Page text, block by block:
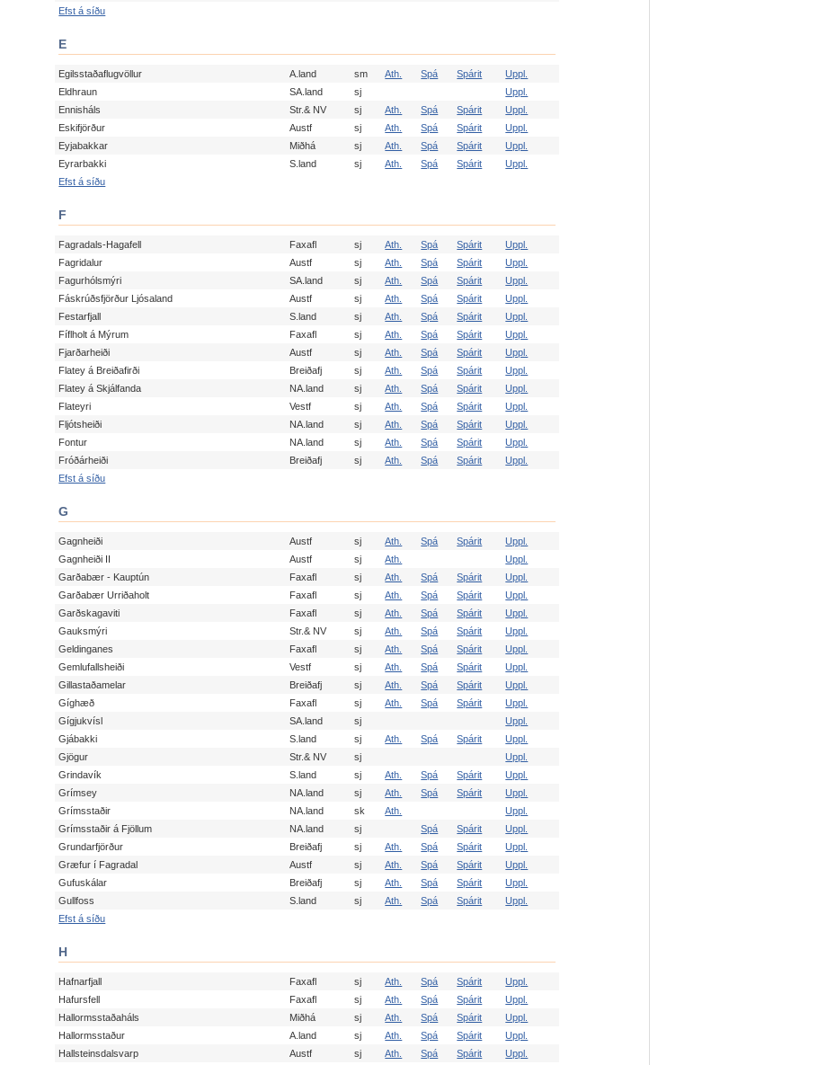
Efst á síðu
E
Egilsstaðaflugvöllur A.land sm Ath. Spá Spárit
Uppl.
Eldhraun
SA.land sj
Uppl.
Ennisháls
Str.& NV sj Ath. Spá Spárit
Uppl.
Eskifjörður
Austf sj Ath. Spá Spárit
Uppl.
Eyjabakkar
Miðhá sj Ath. Spá Spárit
Uppl.
Eyrarbakki
S.land sj Ath. Spá Spárit
Uppl.
Efst á síðu
F
Fagradals-Hagafell Faxafl sj Ath. Spá Spárit
Uppl.
Fagridalur
Austf sj Ath. Spá Spárit
Uppl.
Fagurhólsmýri
SA.land sj Ath. Spá Spárit
Uppl.
Fáskrúðsfjörður Ljósaland
Austf sj Ath. Spá Spárit
Uppl.
Festarfjall
S.land sj Ath. Spá Spárit
Uppl.
Fíflholt á Mýrum
Faxafl sj Ath. Spá Spárit
Uppl.
Fjarðarheiði
Austf sj Ath. Spá Spárit
Uppl.
Flatey á Breiðafirði
Breiðafj sj Ath. Spá Spárit
Uppl.
Flatey á Skjálfanda
NA.land sj Ath. Spá Spárit
Uppl.
Flateyri
Vestf sj Ath. Spá Spárit
Uppl.
Fljótsheiði
NA.land sj Ath. Spá Spárit
Uppl.
Fontur
NA.land sj Ath. Spá Spárit
Uppl.
Fróðárheiði
Breiðafj sj Ath. Spá Spárit
Uppl.
Efst á síðu
G
Gagnheiði Austf sj Ath. Spá Spárit
Uppl.
Gagnheiði II
Austf sj Ath.
Uppl.
Garðabær - Kauptún
Faxafl sj Ath. Spá Spárit
Uppl.
Garðabær Urriðaholt
Faxafl sj Ath. Spá Spárit
Uppl.
Garðskagaviti
Faxafl sj Ath. Spá Spárit
Uppl.
Gauksmýri
Str.& NV sj Ath. Spá Spárit
Uppl.
Geldinganes
Faxafl sj Ath. Spá Spárit
Uppl.
Gemlufallsheiði
Vestf sj Ath. Spá Spárit
Uppl.
Gillastaðamelar
Breiðafj sj Ath. Spá Spárit
Uppl.
Gíghæð
Faxafl sj Ath. Spá Spárit
Uppl.
Gígjukvísl
SA.land sj
Uppl.
Gjábakki
S.land sj Ath. Spá Spárit
Uppl.
Gjögur
Str.& NV sj
Uppl.
Grindavík
S.land sj Ath. Spá Spárit
Uppl.
Grímsey
NA.land sj Ath. Spá Spárit
Uppl.
Grímsstaðir
NA.land sk Ath.
Uppl.
Grímsstaðir á Fjöllum
NA.land sj Spá Spárit
Uppl.
Grundarfjörður
Breiðafj sj Ath. Spá Spárit
Uppl.
Græfur í Fagradal
Austf sj Ath. Spá Spárit
Uppl.
Gufuskálar
Breiðafj sj Ath. Spá Spárit
Uppl.
Gullfoss
S.land sj Ath. Spá Spárit
Uppl.
Efst á síðu
H
Hafnarfjall Faxafl sj Ath. Spá Spárit
Uppl.
Hafursfell
Faxafl sj Ath. Spá Spárit
Uppl.
Hallormsstaðaháls
Miðhá sj Ath. Spá Spárit
Uppl.
Hallormsstaður
A.land sj Ath. Spá Spárit
Uppl.
Hallsteinsdalsvarp
Austf sj Ath. Spá Spárit
Uppl.